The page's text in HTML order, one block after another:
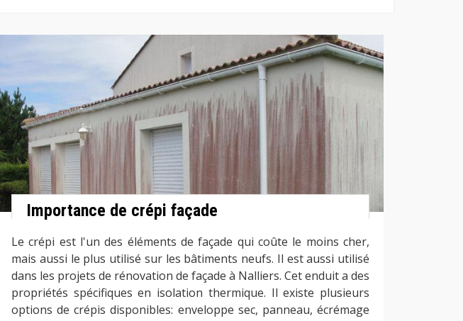
Importance de crépi façade
Le crépi est l'un des éléments de façade qui coûte le moins cher,
mais aussi le plus utilisé sur les bâtiments neufs. Il est aussi utilisé
dans les projets de rénovation de façade à Nalliers. Cet enduit a des
propriétés spécifiques en isolation thermique. Il existe plusieurs
options de crépis disponibles: enveloppe sec, panneau, écrémage